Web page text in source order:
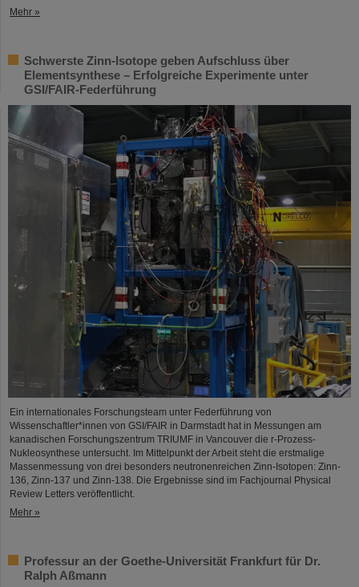
Mehr »
Schwerste Zinn-Isotope geben Aufschluss über
Elementsynthese – Erfolgreiche Experimente unter
GSI/FAIR-Federführung
Ein internationales Forschungsteam unter Federführung von
Wissenschaftler*innen von GSI/FAIR in Darmstadt hat in Messungen am
kanadischen Forschungszentrum TRIUMF in Vancouver die r-Prozess-
Nukleosynthese untersucht. Im Mittelpunkt der Arbeit steht die erstmalige
Massenmessung von drei besonders neutronenreichen Zinn-Isotopen: Zinn-
136, Zinn-137 und Zinn-138. Die Ergebnisse sind im Fachjournal Physical
Review Letters veröffentlicht.
Mehr »
Professur an der Goethe-Universität Frankfurt für Dr.
Ralph Aßmann